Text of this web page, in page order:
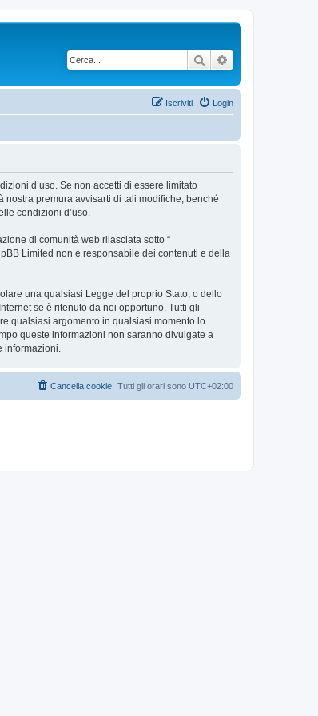
Cerca
Login
Iscriviti
d’uso. Se non accetti di essere limitato
nostra premura avvisarti di tali modifiche, benché
condizioni d’uso.
di comunità web rilasciata sotto “
Limited non è responsabile dei contenuti e della
una qualsiasi Legge del proprio Stato, o dello
se è ritenuto da noi opportuno. Tutti gli
qualsiasi argomento in qualsiasi momento lo
queste informazioni non saranno divulgate a
Tutti gli orari sono UTC+02:00
Cancella cookie